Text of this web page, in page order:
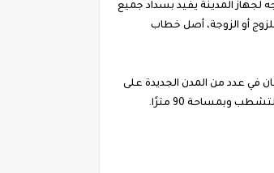
لجهاز المدينة يفيد بسداد جميع
أو الزوجة، أصل خطاب
في عدد من المدن الجديدة على